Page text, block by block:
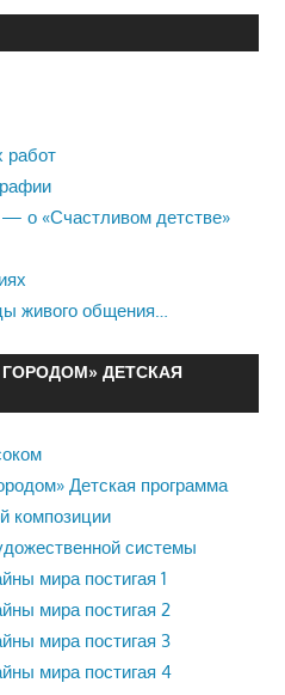
работ
о «Счастливом детстве»
живого общения…
ДЕТСКАЯ
Детская программа
композиции
системы
мира постигая 1
мира постигая 2
мира постигая 3
мира постигая 4